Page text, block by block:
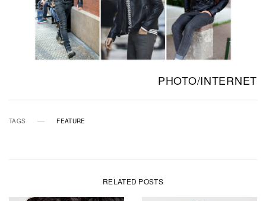
PHOTO/INTERNET
TAGS FEATURE
RELATED POSTS